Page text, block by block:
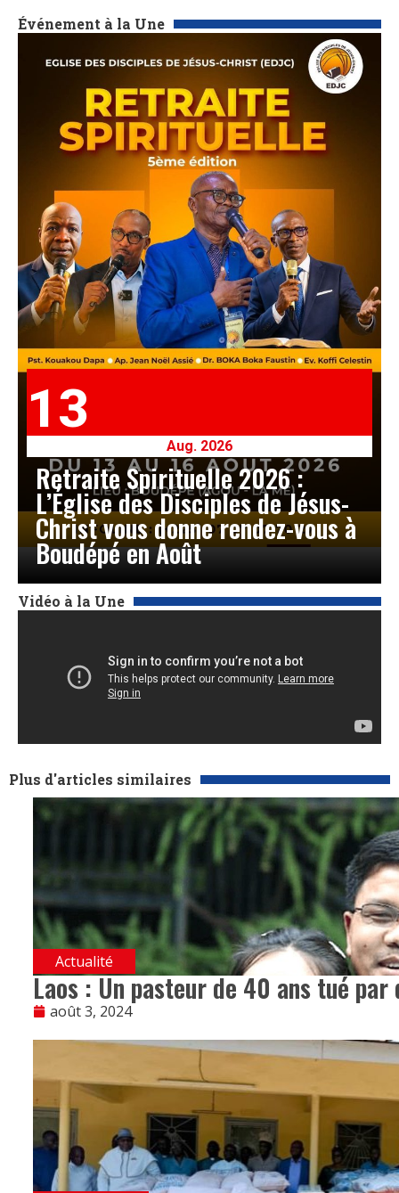
Événement à la Une
13
Aug. 2026
Retraite Spirituelle 2026 :
L’Église des Disciples de Jésus-
Christ vous donne rendez-vous à
Boudépé en Août
Vidéo à la Une
Plus d'articles similaires
Actualité
Laos : Un pasteur de 40 ans tué par
août 3, 2024